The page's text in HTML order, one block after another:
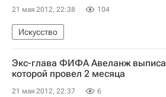
21 мая 2012, 22:38 104
Искусство
Экс-глава ФИФА Авеланж
которой провел 2 месяца
21 мая 2012, 22:37 6